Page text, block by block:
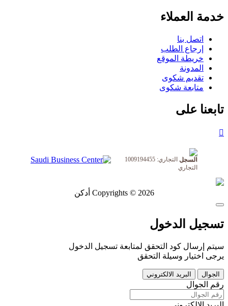
خدمة العملاء
اتصل بنا
إرجاع الطلب
خريطة الموقع
المدونة
تقديم شكوى
متابعة شكوى
تابعنا على
السجل التجاري: 1009194455
Copyrights © 2026 أدكن
تسجيل الدخول
سيتم إرسال كود التحقق لمتابعة تسجيل الدخول
يرجى اختيار وسيلة التحقق
الجوال البريد الالكتروني
رقم الجوال